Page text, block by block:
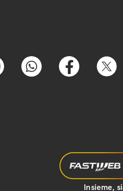
Insieme,